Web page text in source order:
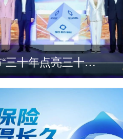
新华保险发布“三十年点亮三十城”全国人才计划